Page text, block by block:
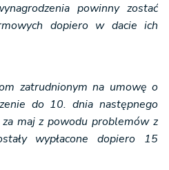
powinny zostać
dopiero w dacie ich
zatrudnionym na umowę o
do 10. dnia następnego
maj z powodu problemów z
wypłacone dopiero 15